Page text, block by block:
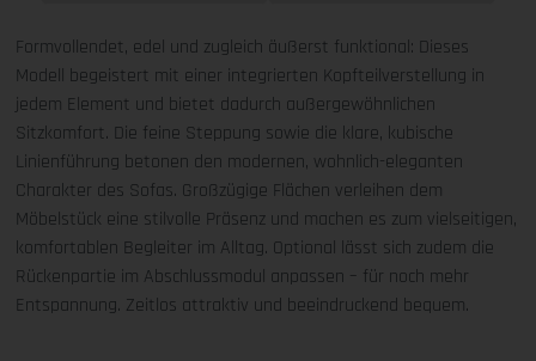
Formvollendet, edel und zugleich äußerst funktional: Dieses
Modell begeistert mit einer integrierten Kopfteilverstellung in
jedem Element und bietet dadurch außergewöhnlichen
Sitzkomfort. Die feine Steppung sowie die klare, kubische
Linienführung betonen den modernen, wohnlich-eleganten
Charakter des Sofas. Großzügige Flächen verleihen dem
Möbelstück eine stilvolle Präsenz und machen es zum vielseitigen,
komfortablen Begleiter im Alltag. Optional lässt sich zudem die
Rückenpartie im Abschlussmodul anpassen – für noch mehr
Entspannung. Zeitlos attraktiv und beeindruckend bequem.